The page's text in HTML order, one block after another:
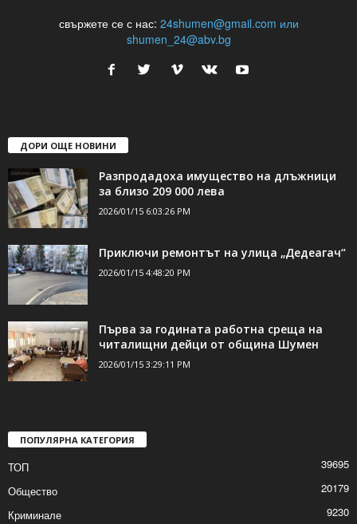
свържете се с нас: 24shumen@gmail.com или
shumen_24@abv.bg
ДОРИ ОЩЕ НОВИНИ
Разпродадоха имущество на длъжници
за близо 209 000 лева
2026/01/15 6:03:26 PM
Приключи ремонтът на улица „Дедеагач“
2026/01/15 4:48:20 PM
Първа за годината работна среща на
читалищни дейци от община Шумен
2026/01/15 3:29:11 PM
ПОПУЛЯРНА КАТЕГОРИЯ
ТОП
39695
Общество
20179
Криминале
9230